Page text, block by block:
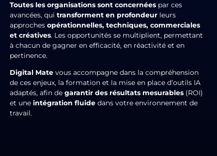
Toutes les organisations sont concernées par ces
avancées, qui transforment en profondeur leurs
approches opérationnelles, techniques, commerciales
et créatives. Les opportunités se multiplient, permettant
à chacun de gagner en efficacité, en réactivité et en
pertinence.
Digital Mate vous accompagne dans la compréhension
de ces enjeux, la formation et la mise en place d’outils IA
adaptés, afin de garantir des résultats mesurables (ROI)
et une intégration fluide dans votre environnement de
travail.